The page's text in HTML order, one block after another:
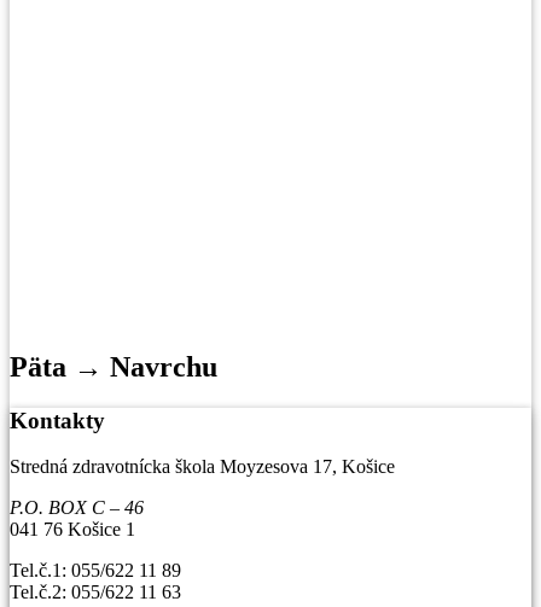
Päta → Navrchu
Kontakty
Stredná zdravotnícka škola Moyzesova 17, Košice
P.O. BOX C – 46
041 76 Košice 1
Tel.č.1: 055/622 11 89
Tel.č.2: 055/622 11 63